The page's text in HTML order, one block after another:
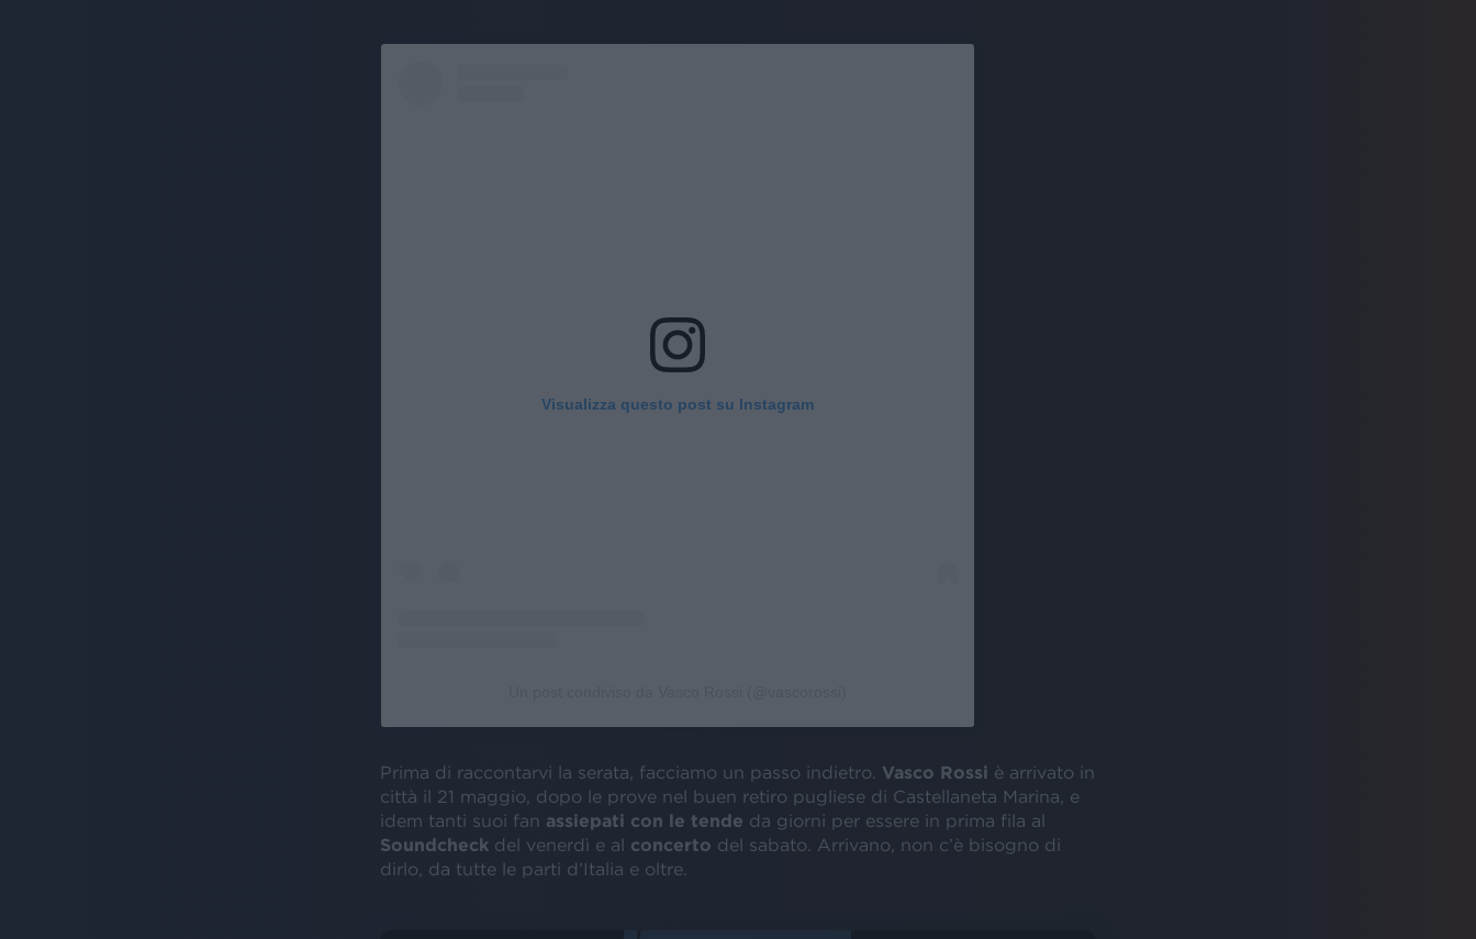
Visualizza questo post su Instagram
Prima di raccontarvi la serata, facciamo un passo indietro. Vasco Rossi è arrivato in
città il 21 maggio, dopo le prove nel buen retiro pugliese di Castellaneta Marina, e
idem tanti suoi fan assiepati con le tende da giorni per essere in prima fila al
Soundcheck del venerdì e al concerto del sabato. Arrivano, non c’è bisogno di
dirlo, da tutte le parti d’Italia e oltre.